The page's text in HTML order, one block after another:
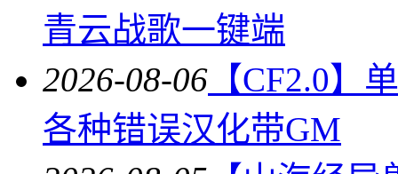
青云战歌一键端
2026-08-06 【CF2.0】
各种错误汉化带GM